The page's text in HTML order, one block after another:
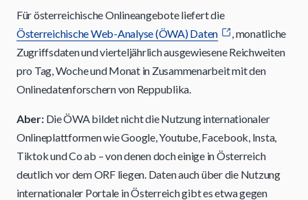
Für österreichische Onlineangebote liefert die
Österreichische Web-Analyse (ÖWA) Daten
, monatliche
Zugriffsdaten und vierteljährlich ausgewiesene Reichweiten
pro Tag, Woche und Monat in Zusammenarbeit mit den
Onlinedatenforschern von Reppublika.
Aber: Die ÖWA bildet nicht die Nutzung internationaler
Onlineplattformen wie Google, Youtube, Facebook, Insta,
Tiktok und Co ab – von denen doch einige in Österreich
deutlich vor dem ORF liegen. Daten auch über die Nutzung
internationaler Portale in Österreich gibt es etwa gegen